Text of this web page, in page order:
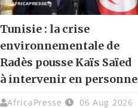
Tunisie : la crise
environnementale de
Radès pousse Kaïs Saïed
à intervenir en personne
AfricaPresse 06 Aug 2026